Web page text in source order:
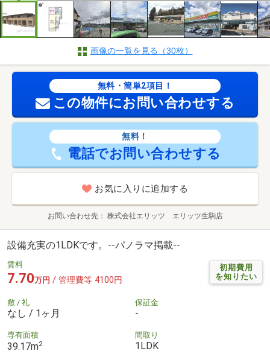
画像の一覧を見る（30枚）
無料・簡単2項目！
この物件にお問い合わせする
無料！
電話でお問い合わせする
お気に入りに追加する
お問い合わせ先 株式会社エリッツ エリッツ生駒店
設備充実の1LDKです。--パノラマ掲載--
初期費用
を知りたい
賃料
7.70万円 / 管理費等 4100円
敷 / 礼
なし / 1ヶ月
保証金
-
専有面積
39.17m2
間取り
1LDK